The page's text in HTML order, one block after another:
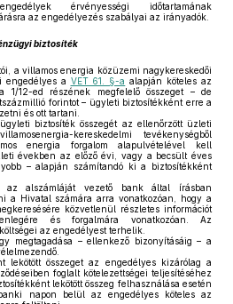
érvényességi időtartamának
az engedélyezés szabályai az irányadók.
biztosíték
a villamos energia közüzemi nagykereskedői
engedélyes a VET 61. §-a alapján köteles az
1/12-ed részének megfelelő összeget – de
forintot – ügyleti biztosítékként erre a
és ott tartani.
biztosíték összegét az ellenőrzött üzleti
kereskedelmi tevékenységből
energia forgalom alapulvételével kell
években az előző évi, vagy a becsült éves
– alapján számítandó ki a biztosítékként
az alszámláját vezető bank által írásban
a Hivatal számára arra vonatkozóan, hogy a
közvetlenül részletes információt
és forgalmára vonatkozóan. Az
az engedélyest terhelik.
megtagadása – ellenkező bizonyításáig – a
lekötött összeget az engedélyes kizárólag a
foglalt kötelezettségei teljesítéséhez
lekötött összeg felhasználása esetén
napon belül az engedélyes köteles az